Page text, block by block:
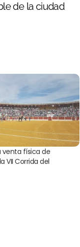
de la ciudad
venta física de
VII Corrida del